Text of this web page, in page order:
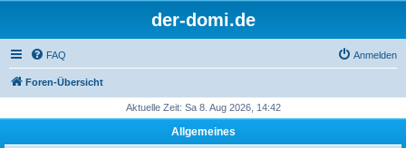
der-domi.de
FAQ Anmelden
Foren-Übersicht
Aktuelle Zeit: Sa 8. Aug 2026, 14:42
Allgemeines